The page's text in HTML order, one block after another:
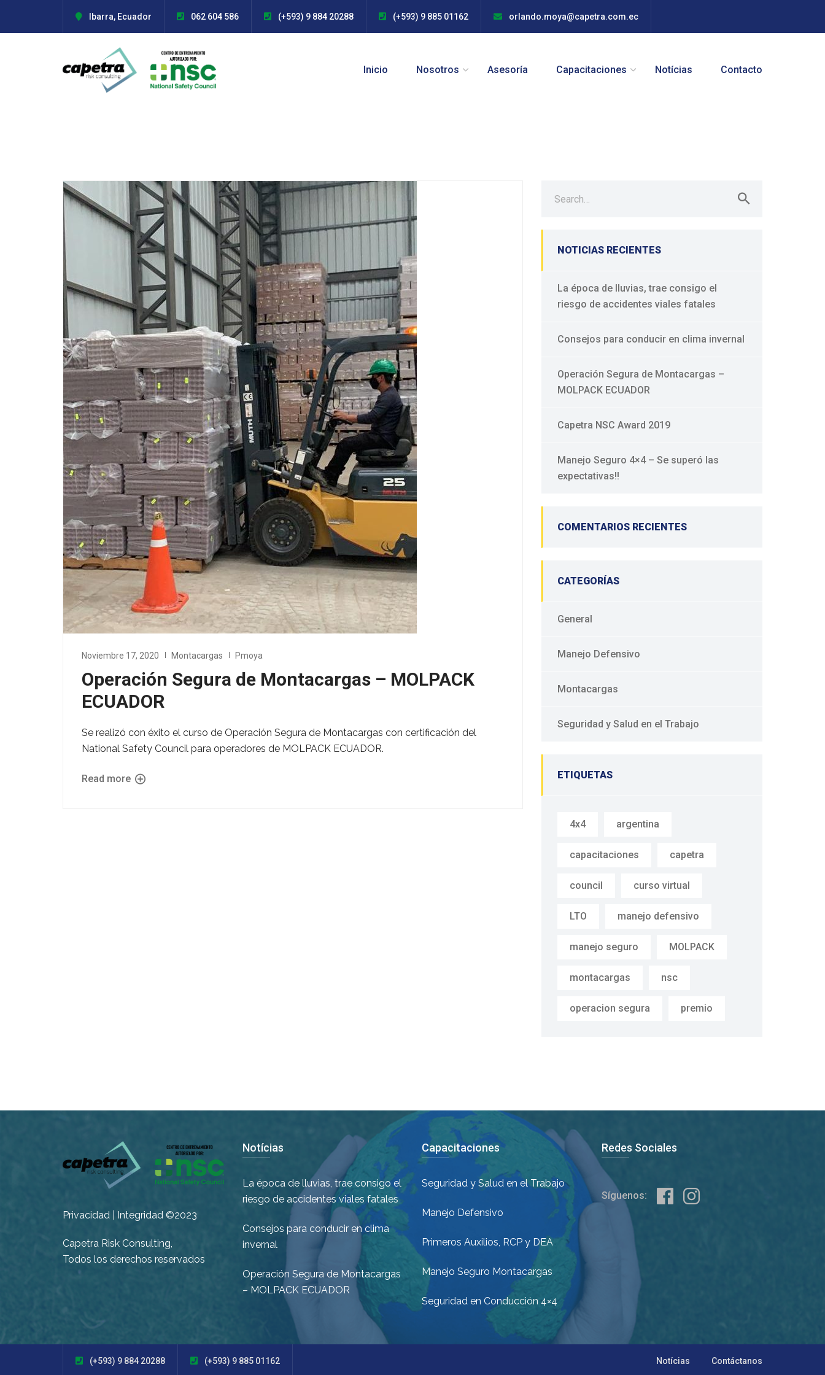
Ibarra, Ecuador 062 604 586 (+593) 9 884 20288 (+593) 9 885 01162 orlando.moya@capetra.com.ec
Inicio Nosotros Asesoría Capacitaciones Notícias Contacto
Noviembre 17, 2020 Montacargas Pmoya
Operación Segura de Montacargas – MOLPACK
ECUADOR
Se realizó con éxito el curso de Operación Segura de Montacargas con certificación del
National Safety Council para operadores de MOLPACK ECUADOR.
Read more
for:
NOTICIAS RECIENTES
La época de lluvias, trae consigo el
riesgo de accidentes viales fatales
Consejos para conducir en clima invernal
Operación Segura de Montacargas –
MOLPACK ECUADOR
Capetra NSC Award 2019
Manejo Seguro 4×4 – Se superó las
expectativas!!
COMENTARIOS RECIENTES
CATEGORÍAS
General
Manejo Defensivo
Montacargas
Seguridad y Salud en el Trabajo
ETIQUETAS
4x4 argentina
capacitaciones capetra
council curso virtual
LTO manejo defensivo
manejo seguro MOLPACK
montacargas nsc
operacion segura premio
Privacidad | Integridad ©2023
Capetra Risk Consulting,
Todos los derechos reservados
Notícias
La época de lluvias, trae consigo el
riesgo de accidentes viales fatales
Consejos para conducir en clima
invernal
Operación Segura de Montacargas
– MOLPACK ECUADOR
Capacitaciones
Seguridad y Salud en el Trabajo
Manejo Defensivo
Primeros Auxilios, RCP y DEA
Manejo Seguro Montacargas
Seguridad en Conducción 4×4
Redes Sociales
Síguenos:
(+593) 9 884 20288 (+593) 9 885 01162 Notícias Contáctanos